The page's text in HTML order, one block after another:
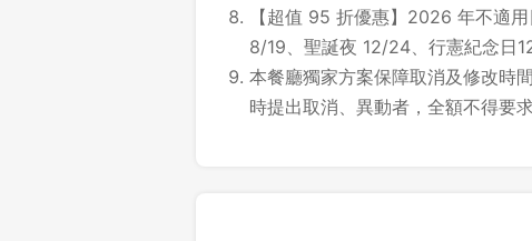
【超值 95 折優惠】2026 年不適
8/19、聖誕夜 12/24、行憲紀念日
本餐廳獨家方案保障取消及修改時
時提出取消、異動者，全額不得要求